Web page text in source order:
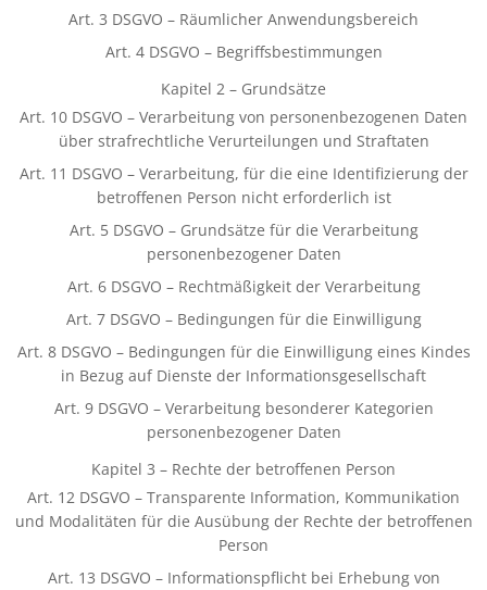
Art. 3 DSGVO – Räumlicher Anwendungsbereich
Art. 4 DSGVO – Begriffsbestimmungen
Kapitel 2 – Grundsätze
Art. 10 DSGVO – Verarbeitung von personenbezogenen Daten
über strafrechtliche Verurteilungen und Straftaten
Art. 11 DSGVO – Verarbeitung, für die eine Identifizierung der
betroffenen Person nicht erforderlich ist
Art. 5 DSGVO – Grundsätze für die Verarbeitung
personenbezogener Daten
Art. 6 DSGVO – Rechtmäßigkeit der Verarbeitung
Art. 7 DSGVO – Bedingungen für die Einwilligung
Art. 8 DSGVO – Bedingungen für die Einwilligung eines Kindes
in Bezug auf Dienste der Informationsgesellschaft
Art. 9 DSGVO – Verarbeitung besonderer Kategorien
personenbezogener Daten
Kapitel 3 – Rechte der betroffenen Person
Art. 12 DSGVO – Transparente Information, Kommunikation
und Modalitäten für die Ausübung der Rechte der betroffenen
Person
Art. 13 DSGVO – Informationspflicht bei Erhebung von